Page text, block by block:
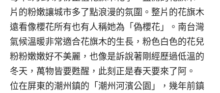
片的粉嫩讓城市多了點浪漫的氛圍。整片的花旗木
遠看像櫻花所有也有人稱她為「偽櫻花」。南台灣
氣候溫暖非常適合花旗木的生長，粉色白色的花兒
粉粉嫩嫩好不美麗，也像是訴說著剛經歷過低溫的
冬天，萬物皆要甦醒，此刻正是春天要來了阿。
位在屏東的潮州鎮的「潮州河濱公園」，幾年前鎮